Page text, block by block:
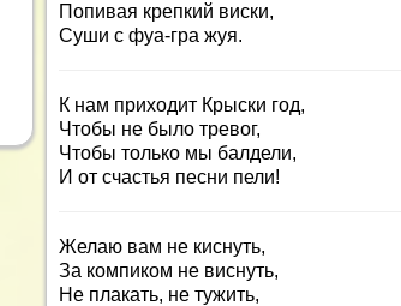
Попивая крепкий виски,
Суши с фуа-гра жуя.
К нам приходит Крыски год,
Чтобы не было тревог,
Чтобы только мы балдели,
И от счастья песни пели!
Желаю вам не киснуть,
За компиком не виснуть,
Не плакать, не тужить,